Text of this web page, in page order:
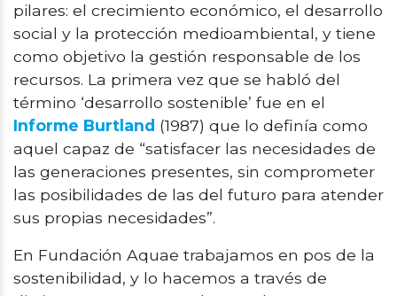
pilares: el crecimiento económico, el desarrollo
social y la protección medioambiental, y tiene
como objetivo la gestión responsable de los
recursos. La primera vez que se habló del
término ‘desarrollo sostenible’ fue en el
Informe Burtland (1987) que lo definía como
aquel capaz de “satisfacer las necesidades de
las generaciones presentes, sin comprometer
las posibilidades de las del futuro para atender
sus propias necesidades”.
En Fundación Aquae trabajamos en pos de la
sostenibilidad, y lo hacemos a través de